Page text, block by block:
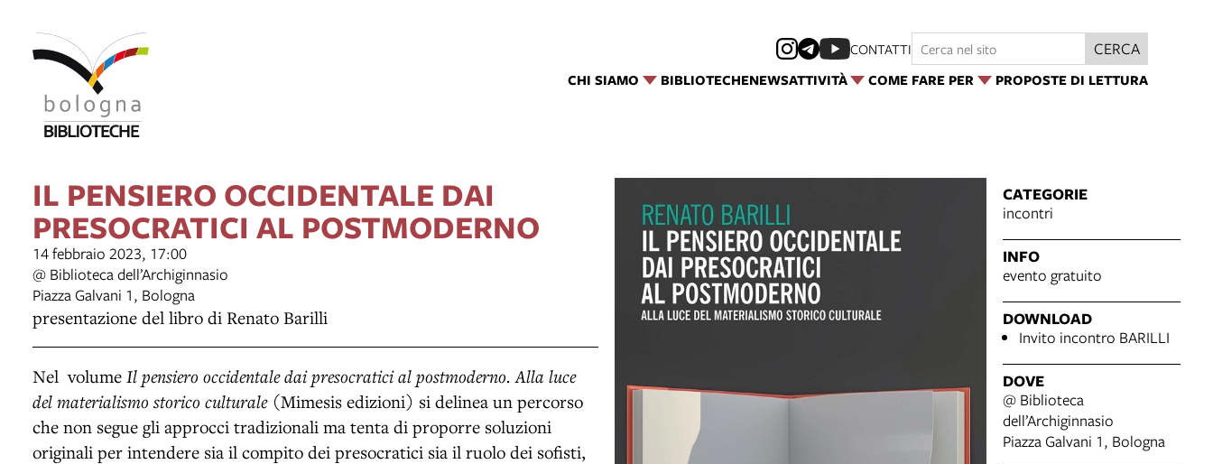
CHI SIAMO BIBLIOTECHENEWSATTIVITÀ COME FARE PER PROPOSTE DI LETTURA
CONTATTI CERCA
IL PENSIERO OCCIDENTALE DAI
PRESOCRATICI AL POSTMODERNO
14 febbraio 2023, 17:00
@ Biblioteca dell’Archiginnasio
Piazza Galvani 1, Bologna
presentazione del libro di Renato Barilli
Nel volume Il pensiero occidentale dai presocratici al postmoderno. Alla luce
del materialismo storico culturale (Mimesis edizioni) si delinea un percorso
che non segue gli approcci tradizionali ma tenta di proporre soluzioni
originali per intendere sia il compito dei presocratici sia il ruolo dei sofisti,
CATEGORIE
incontri
INFO
evento gratuito
DOWNLOAD
Invito incontro BARILLI
DOVE
@ Biblioteca
dell’Archiginnasio
Piazza Galvani 1, Bologna